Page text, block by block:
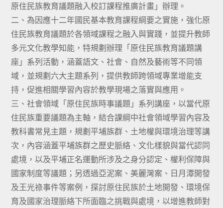
原住民族教育議題融入校訂課程推廣計畫」辦理。
二、為因應十二年國民基本教育課程綱要之實施，強化原
住民族教育議題於各領域課程之融入與實踐，並提升教師
多元文化教學知能，特規劃辦理「原住民族教育議題講
座」系列活動，涵蓋語文、社會、自然及藝術等不同領
域，並規劃六大主題系列，提供教師跨領域專業增能支
持，促進相關學習內容於教學現場之落實與應用。
三、社會領域「原住民族時事議題」系列講座，以當代原
住民族重要議題為主軸，結合課綱中社會領域學習內容及
教科書常見主題，規劃平埔族群、土地權與環境治理等講
次，內容涵蓋平埔族群之歷史脈絡、文化樣貌與當代認同
處境，以及平埔正名運動所涉及之身分認定、權利保障與
國家制度等議題；另透過亞泥案、美麗灣案、日月潭開發
及王光祿事件等案例，探討原住民族於土地開發、環境保
育及國家治理脈絡下所面臨之挑戰與處境，以增進教師對